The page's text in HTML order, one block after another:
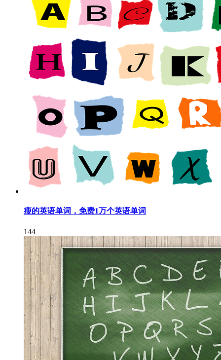
瘦的英语单词，免费1万个英语单词
144